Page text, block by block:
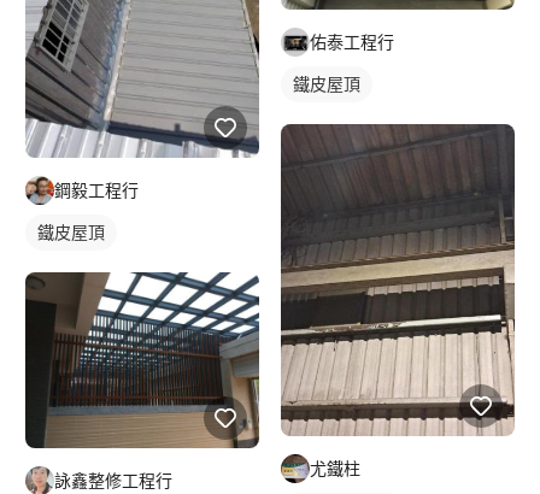
鋼毅工程行
鐵皮屋頂
詠鑫整修工程行
佑泰工程行
鐵皮屋頂
尤鐵柱